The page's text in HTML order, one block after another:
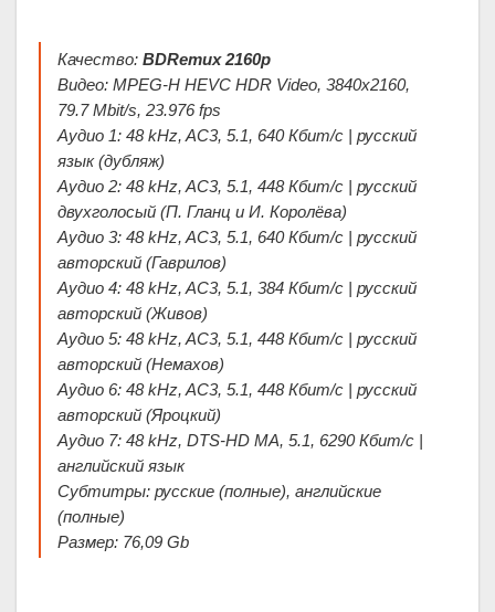
Качество:BDRemux 2160p
Видео: MPEG-H HEVC HDR Video, 3840x2160,
79.7 Mbit/s, 23.976 fps
Аудио 1: 48 kHz, AC3, 5.1, 640 Кбит/с | русский
язык (дубляж)
Аудио 2: 48 kHz, AC3, 5.1, 448 Кбит/с | русский
двухголосый (П. Гланц и И. Королёва)
Аудио 3: 48 kHz, AC3, 5.1, 640 Кбит/с | русский
авторский (Гаврилов)
Аудио 4: 48 kHz, AC3, 5.1, 384 Кбит/с | русский
авторский (Живов)
Аудио 5: 48 kHz, AC3, 5.1, 448 Кбит/с | русский
авторский (Немахов)
Аудио 6: 48 kHz, AC3, 5.1, 448 Кбит/с | русский
авторский (Яроцкий)
Аудио 7: 48 kHz, DTS-HD MA, 5.1, 6290 Кбит/с |
английский язык
Субтитры: русские (полные), английские
(полные)
Размер: 76,09 Gb